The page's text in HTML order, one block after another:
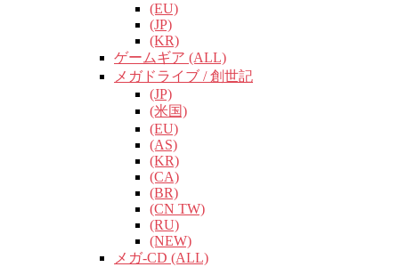
(EU)
(JP)
(KR)
ゲームギア (ALL)
メガドライブ / 創世記
(JP)
(米国)
(EU)
(AS)
(KR)
(CA)
(BR)
(CN TW)
(RU)
(NEW)
メガ-CD (ALL)